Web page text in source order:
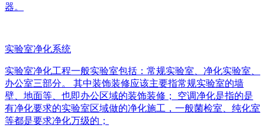
器。
实验室净化系统
实验室净化工程一般实验室包括：常规实验室、净化实验室、
办公室三部分。 其中装饰装修应该主要指常规实验室的墙
壁、地面等、也即办公区域的装饰装修； 空调净化是指的是
有净化要求的实验室区域做的净化施工，一般菌检室、纯化室
等都是要求净化万级的；